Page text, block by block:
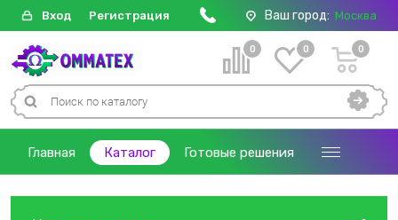
Вход Регистрация Ваш город: Москва
0 0 0
Главная Каталог Готовые решения